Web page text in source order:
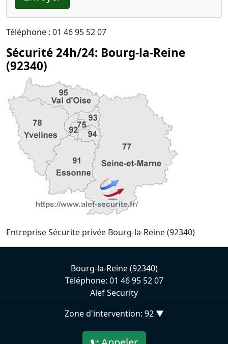
Téléphone : 01 46 95 52 07
Sécurité 24h/24: Bourg-la-Reine
(92340)
Entreprise Sécurite privée Bourg-la-Reine (92340)
Bourg-la-Reine (92340)
Téléphone: 01 46 95 52 07
Alef Security
Zone d'intervention: 92 ▼